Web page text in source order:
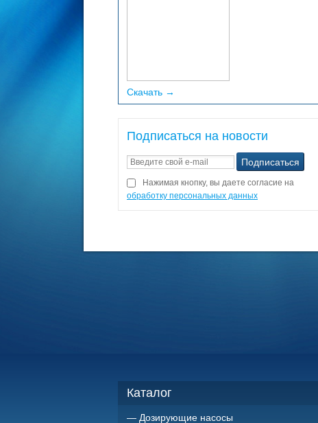
Скачать →
Подписаться на новости
Нажимая кнопку, вы даете согласие на
обработку персональных данных
Каталог
Дозирующие насосы